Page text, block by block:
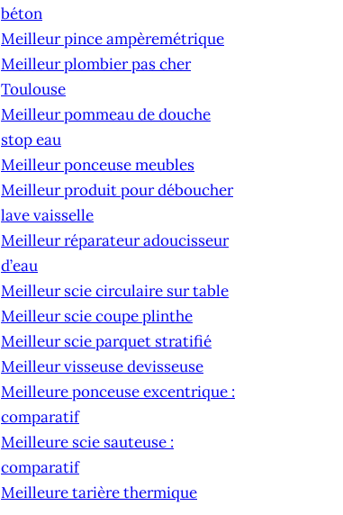
béton
Meilleur pince ampèremétrique
Meilleur plombier pas cher
Toulouse
Meilleur pommeau de douche
stop eau
Meilleur ponceuse meubles
Meilleur produit pour déboucher
lave vaisselle
Meilleur réparateur adoucisseur
d’eau
Meilleur scie circulaire sur table
Meilleur scie coupe plinthe
Meilleur scie parquet stratifié
Meilleur visseuse devisseuse
Meilleure ponceuse excentrique :
comparatif
Meilleure scie sauteuse :
comparatif
Meilleure tarière thermique